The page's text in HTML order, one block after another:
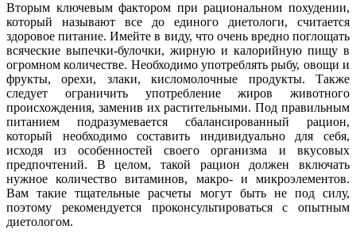
Вторым ключевым фактором при рациональном похудении,
который называют все до единого диетологи, считается
здоровое питание. Имейте в виду, что очень вредно поглощать
всяческие выпечки-булочки, жирную и калорийную пищу в
огромном количестве. Необходимо употреблять рыбу, овощи и
фрукты, орехи, злаки, кисломолочные продукты. Также
следует ограничить употребление жиров животного
происхождения, заменив их растительными. Под правильным
питанием подразумевается сбалансированный рацион,
который необходимо составить индивидуально для себя,
исходя из особенностей своего организма и вкусовых
предпочтений. В целом, такой рацион должен включать
нужное количество витаминов, макро- и микроэлементов.
Вам такие тщательные расчеты могут быть не под силу,
поэтому рекомендуется проконсультироваться с опытным
диетологом.